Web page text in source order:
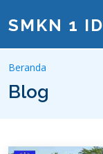
SMKN 1
Beranda
Blog